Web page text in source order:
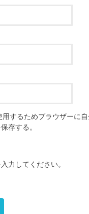
用するためブラウザーに
存する。
力してください。